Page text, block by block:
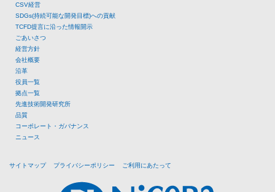
CSV経営
SDGs(持続可能な開発目標)への貢献
TCFD提言に沿った情報開示
ごあいさつ
経営方針
会社概要
沿革
役員一覧
拠点一覧
先進技術開発研究所
品質
コーポレート・ガバナンス
ニュース
サイトマップ プライバシーポリシー ご利用にあたって